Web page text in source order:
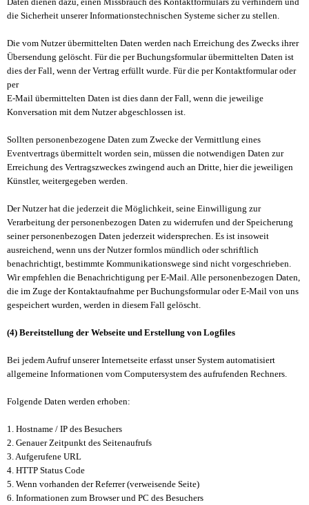
die Sicherheit unserer Informationstechnischen Systeme sicher zu stellen.
Die vom Nutzer übermittelten Daten werden nach Erreichung des Zwecks ihrer
Übersendung gelöscht. Für die per Buchungsformular übermittelten Daten ist
dies der Fall, wenn der Vertrag erfüllt wurde. Für die per Kontaktformular oder
per
E-Mail übermittelten Daten ist dies dann der Fall, wenn die jeweilige
Konversation mit dem Nutzer abgeschlossen ist.
Sollten personenbezogene Daten zum Zwecke der Vermittlung eines
Eventvertrags übermittelt worden sein, müssen die notwendigen Daten zur
Erreichung des Vertragszweckes zwingend auch an Dritte, hier die jeweiligen
Künstler, weitergegeben werden.
Der Nutzer hat die jederzeit die Möglichkeit, seine Einwilligung zur
Verarbeitung der personenbezogen Daten zu widerrufen und der Speicherung
seiner personenbezogen Daten jederzeit widersprechen. Es ist insoweit
ausreichend, wenn uns der Nutzer formlos mündlich oder schriftlich
benachrichtigt, bestimmte Kommunikationswege sind nicht vorgeschrieben.
Wir empfehlen die Benachrichtigung per E-Mail. Alle personenbezogen Daten,
die im Zuge der Kontaktaufnahme per Buchungsformular oder E-Mail von uns
gespeichert wurden, werden in diesem Fall gelöscht.
(4) Bereitstellung der Webseite und Erstellung von Logfiles
Bei jedem Aufruf unserer Internetseite erfasst unser System automatisiert
allgemeine Informationen vom Computersystem des aufrufenden Rechners.
Folgende Daten werden erhoben:
1. Hostname / IP des Besuchers
2. Genauer Zeitpunkt des Seitenaufrufs
3. Aufgerufene URL
4. HTTP Status Code
5. Wenn vorhanden der Referrer (verweisende Seite)
6. Informationen zum Browser und PC des Besuchers